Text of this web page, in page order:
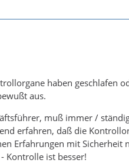
haben geschlafen
aus.
muß immer /
erfahren, daß die
Erfahrungen mit Sicherheit
Kontrolle ist besser!